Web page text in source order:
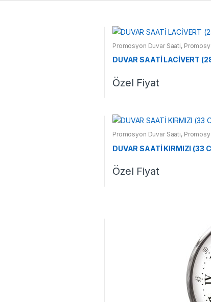
Promosyon Duvar Saati,
DUVAR SAATİ LACİVERT
Özel Fiyat
Promosyon Duvar Saati,
DUVAR SAATİ KIRMIZI (33
Özel Fiyat